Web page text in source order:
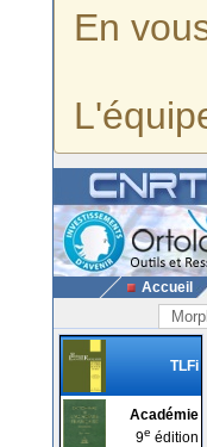
En
Accueil
TLFi
Académie
9e édition